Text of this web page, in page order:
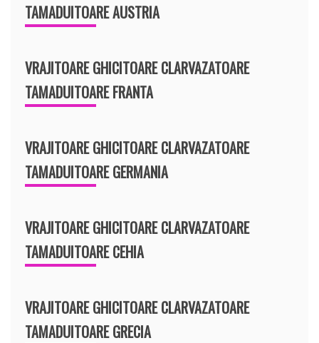
TAMADUITOARE AUSTRIA
VRAJITOARE GHICITOARE CLARVAZATOARE
TAMADUITOARE FRANTA
VRAJITOARE GHICITOARE CLARVAZATOARE
TAMADUITOARE GERMANIA
VRAJITOARE GHICITOARE CLARVAZATOARE
TAMADUITOARE CEHIA
VRAJITOARE GHICITOARE CLARVAZATOARE
TAMADUITOARE GRECIA